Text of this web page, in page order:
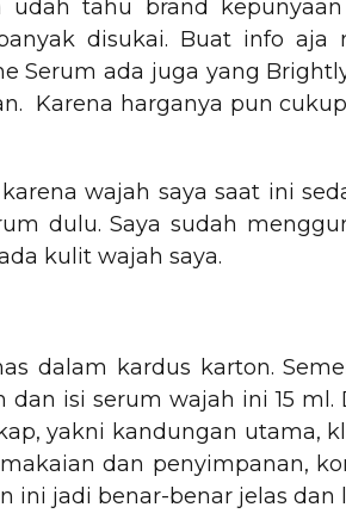
udah tahu brand
disukai. Buat info aja
Serum ada juga yang
Karena harganya pun cukup
karena wajah saya saat ini
dulu. Saya sudah
kulit wajah saya.
dalam kardus karton.
dan isi serum wajah ini 15
yakni kandungan utama,
dan penyimpanan,
ini jadi benar-benar jelas dan